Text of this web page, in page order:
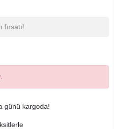
günü kargoda!